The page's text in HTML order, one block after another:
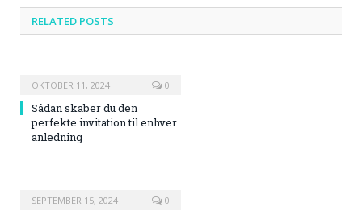
RELATED POSTS
OKTOBER 11, 2024 0
Sådan skaber du den
perfekte invitation til enhver
anledning
SEPTEMBER 15, 2024 0